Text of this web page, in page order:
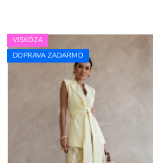
VISKÓZA
DOPRAVA ZADARMO